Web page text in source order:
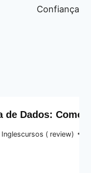
Confiança
de Dados: Como
( review)